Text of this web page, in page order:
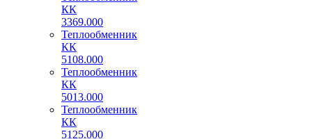
КК
3369.000
Теплообменник
КК
5108.000
Теплообменник
КК
5013.000
Теплообменник
КК
5125.000